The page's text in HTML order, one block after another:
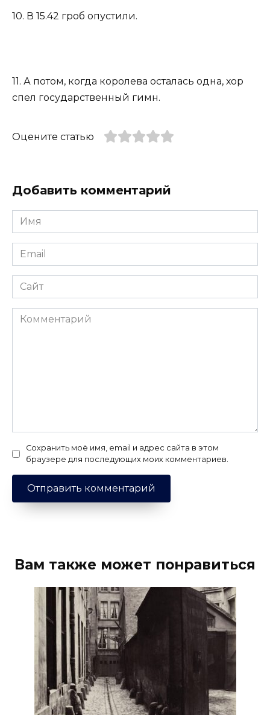
10. В 15.42 гроб опустили.
11. А потом, когда королева осталась одна, хор
спел государственный гимн.
Оцените статью
Добавить комментарий
Имя
*
Email
*
Сайт
Комментарий
Сохранить моё имя, email и адрес сайта в этом
браузере для последующих моих комментариев.
Вам также может понравиться